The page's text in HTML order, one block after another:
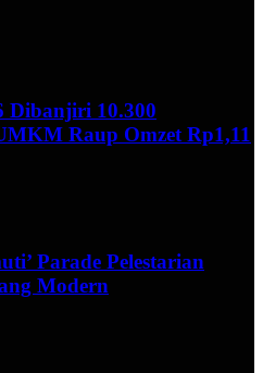
Dibanjiri 10.300
Raup Omzet Rp1,11
Parade Pelestarian
Modern